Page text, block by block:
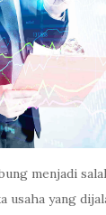
menjadi
usaha yang